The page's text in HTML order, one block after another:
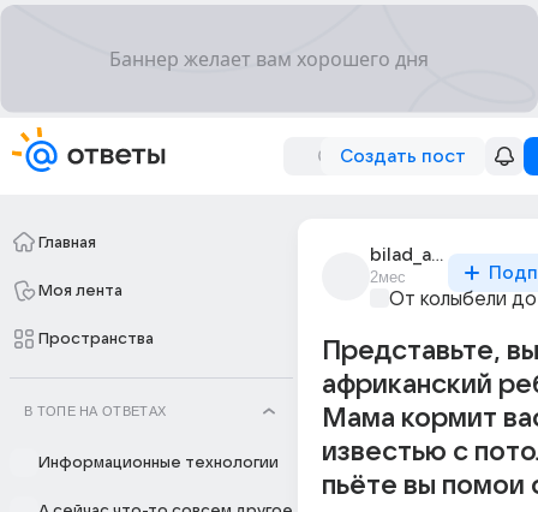
Создать пост
Главная
Моя лента
Пространства
В ТОПЕ НА ОТВЕТАХ
Информационные технологии
bilad_as_sudan
2мес
От колыбели
Представьте,
африканский
Мама кормит
известью с
пьёте вы помои